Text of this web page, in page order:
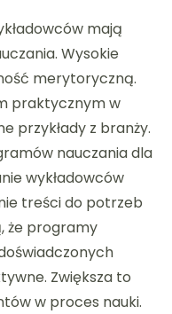
mają
Wysokie
merytoryczną.
praktycznym w
przykłady z branży.
nauczania dla
wykładowców
treści do potrzeb
że programy
Zwiększa to
w proces nauki.